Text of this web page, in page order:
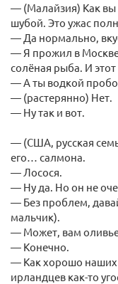
— (Малайзия) Как вы
шубой. Это ужас
— Да нормально,
— Я прожил в Москве
солёная рыба. И этот
— А ты водкой
— (растерянно) Нет.
— Ну так и вот.
— (США, русская
его… салмона.
— Лосося.
— Ну да. Но он не
— Без проблем,
мальчик).
— Может, вам
— Конечно.
— Как хорошо наших
ирландцев как-то